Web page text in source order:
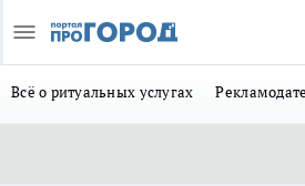
Всё о ритуальных услугах